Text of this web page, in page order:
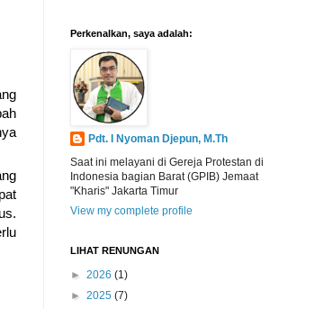
Perkenalkan, saya adalah:
Pdt. I Nyoman Djepun, M.Th
Saat ini melayani di Gereja Protestan di
Indonesia bagian Barat (GPIB) Jemaat
"Kharis" Jakarta Timur
View my complete profile
LIHAT RENUNGAN
► 2026 (1)
► 2025 (7)